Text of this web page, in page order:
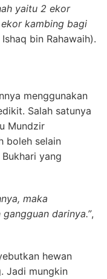
yaitu 2 ekor
kambing bagi
bin Rahawaih).
menggunakan
Salah satunya
Mundzir
boleh selain
yang
maka
darinya.”,
hewan
Jadi mungkin